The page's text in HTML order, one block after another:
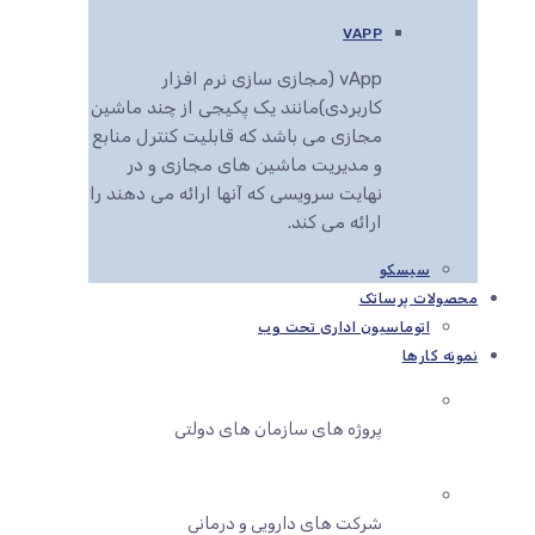
VAPP
vApp (مجازی سازی نرم افزار
کاربردی)مانند یک پکیجی از چند ماشین
مجازی می باشد که قابلیت کنترل منابع
و مدیریت ماشین های مجازی و در
نهایت سرویسی که آنها ارائه می دهند را
ارائه می کند.
سیسکو
محصولات پرساتک
اتوماسیون اداری تحت وب
نمونه کارها
پروژه های سازمان های دولتی
شرکت های دارویی و درمانی